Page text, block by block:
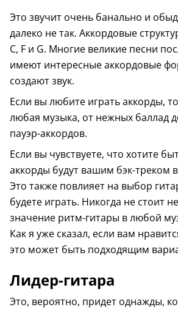
Это звучит очень банально и
далеко не так. Аккордовые
C, F и G. Многие великие песни
имеют интересные аккордовые
создают звук.
Если вы любите играть аккорды,
любая музыка, от нежных баллад
пауэр-аккордов.
Если вы чувствуете, что хотите
аккорды будут вашим бэк-треком
Это также повлияет на выбор
будете играть. Никогда не стоит
значение ритм-гитары в любой
Как я уже сказал, если вам
это может быть подходящим
Лидер-гитара
Это, вероятно, придет однажды,